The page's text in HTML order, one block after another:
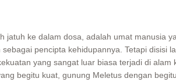
jatuh ke dalam dosa, adalah umat manusia
pencipta kehidupannya. Tetapi disisi
yang sangat luar biasa terjadi di alam
begitu kuat, gunung Meletus dengan